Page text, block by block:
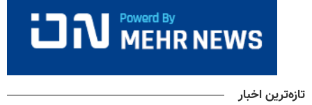
تازه‌ترین اخبار